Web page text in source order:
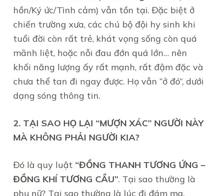
hồn/Ký ức/Tình cảm) vẫn tồn tại. Đặc biệt ở
chiến trường xưa, các chú bộ đội hy sinh khi
tuổi đời còn rất trẻ, khát vọng sống còn quá
mãnh liệt, hoặc nỗi đau đớn quá lớn… nên
khối năng lượng ấy rất mạnh, rất đậm đặc và
chưa thể tan đi ngay được. Họ vẫn “ở đó”, dưới
dạng sóng thông tin.
2. TẠI SAO HỌ LẠI “MƯỢN XÁC” NGƯỜI NÀY
MÀ KHÔNG PHẢI NGƯỜI KIA?
Đó là quy luật “ĐỒNG THANH TƯƠNG ỨNG –
ĐỒNG KHÍ TƯƠNG CẦU”. Tại sao thường là
phụ nữ? Tại sao thường là lúc đi đám ma,